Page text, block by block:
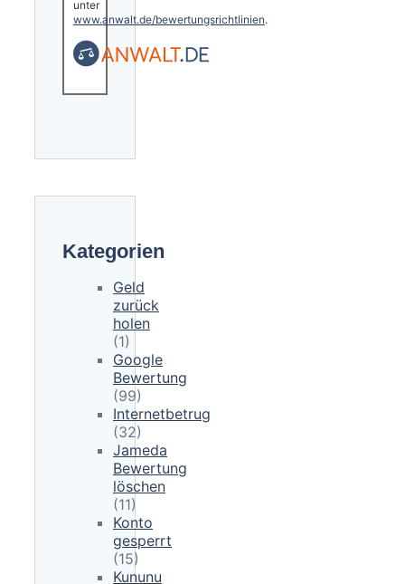
unter
www.anwalt.de/bewertungsrichtlinien.
Kategorien
Geld
zurück
holen
(1)
Google
Bewertung
(99)
Internetbetrug
(32)
Jameda
Bewertung
löschen
(11)
Konto
gesperrt
(15)
Kununu